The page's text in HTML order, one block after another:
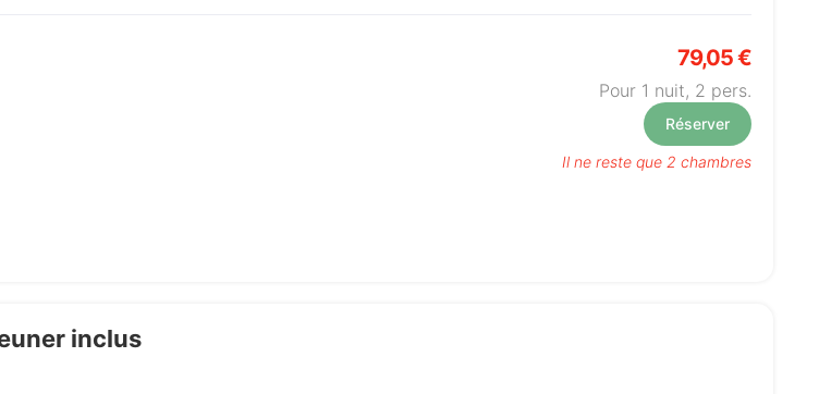
79,05 €
Pour 1 nuit, 2 pers.
Réserver
Il ne reste que 2 chambres
inclus